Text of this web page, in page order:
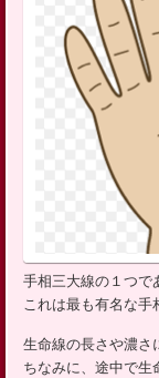
手相三大線の１つで
これは最も有名な手
生命線の長さや濃さ
ちなみに、途中で生